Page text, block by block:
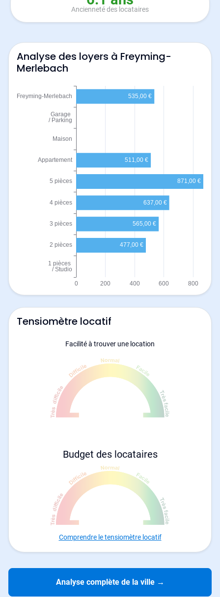
Ancienneté des locataires
Analyse des loyers à Freyming-
Merlebach
Tensiomètre locatif
Facilité à trouver une location
Budget des locataires
Comprendre le tensiomètre locatif
Analyse complète de la ville →